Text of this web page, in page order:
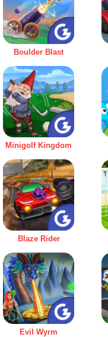
Boulder Blast
Minigolf Kingdom
Blaze Rider
Evil Wyrm